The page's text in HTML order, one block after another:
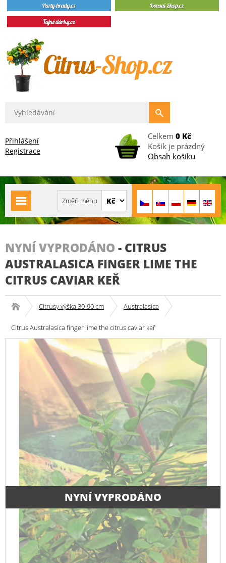
Přihlášení
Registrace
Celkem 0 Kč
Košík je prázdný
Obsah košíku
NYNÍ VYPRODÁNO - CITRUS
AUSTRALASICA FINGER LIME THE
CITRUS CAVIAR KEŘ
Citrusy výška 30-90 cm Australasica
Citrus Australasica finger lime the citrus caviar keř
NYNÍ VYPRODÁNO